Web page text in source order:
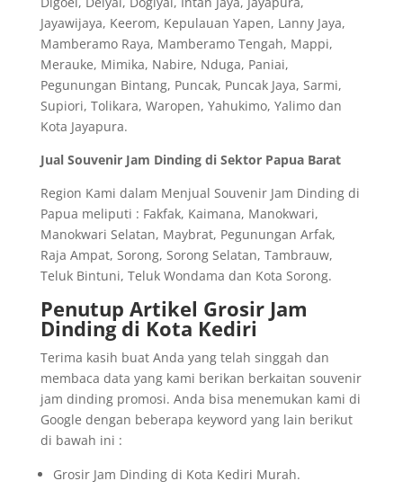
Jayawijaya, Keerom, Kepulauan Yapen, Lanny Jaya,
Mamberamo Raya, Mamberamo Tengah, Mappi,
Merauke, Mimika, Nabire, Nduga, Paniai,
Pegunungan Bintang, Puncak, Puncak Jaya, Sarmi,
Supiori, Tolikara, Waropen, Yahukimo, Yalimo dan
Kota Jayapura.
Jual Souvenir Jam Dinding di Sektor Papua Barat
Region Kami dalam Menjual Souvenir Jam Dinding di
Papua meliputi : Fakfak, Kaimana, Manokwari,
Manokwari Selatan, Maybrat, Pegunungan Arfak,
Raja Ampat, Sorong, Sorong Selatan, Tambrauw,
Teluk Bintuni, Teluk Wondama dan Kota Sorong.
Penutup Artikel Grosir Jam
Dinding di Kota Kediri
Terima kasih buat Anda yang telah singgah dan
membaca data yang kami berikan berkaitan souvenir
jam dinding promosi. Anda bisa menemukan kami di
Google dengan beberapa keyword yang lain berikut
di bawah ini :
Grosir Jam Dinding di Kota Kediri Murah.